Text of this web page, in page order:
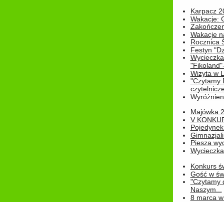
Karpacz
Wakacje:
Wakacje
Rocznica
Festyn
Wizyta w
"Czytamy
Majówka
V
Piesza
Konkurs
Gość w
"Czytamy
Naszym...
8 marca